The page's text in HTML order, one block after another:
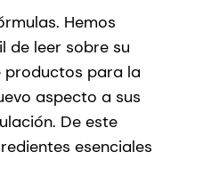
Hemos
de leer sobre su
productos para la
aspecto a sus
De este
esenciales